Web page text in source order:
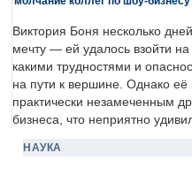
Виктория Боня несколько
мечту — ей удалось взойти
какими трудностями и
на пути к вершине. Однако её
практически незамеченным
бизнеса, что неприятно
НАУКА